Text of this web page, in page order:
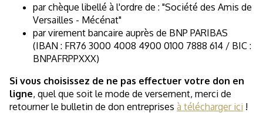
par chèque libellé à l'ordre de : "Société des Amis de
Versailles - Mécénat"
par virement bancaire auprès de BNP PARIBAS
(IBAN : FR76 3000 4008 4900 0100 7888 614 / BIC :
BNPAFRPPXXX)
Si vous choisissez de ne pas effectuer votre don en
ligne, quel que soit le mode de versement, merci de
retourner le bulletin de don entreprises à télécharger ici !